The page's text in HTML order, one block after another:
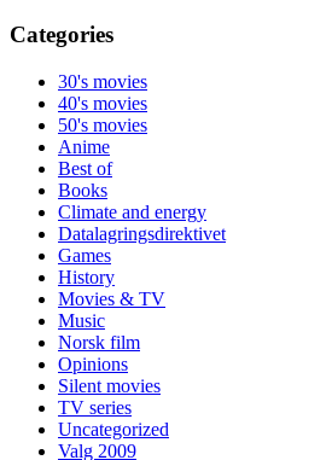
Categories
30's movies
40's movies
50's movies
Anime
Best of
Books
Climate and energy
Datalagringsdirektivet
Games
History
Movies & TV
Music
Norsk film
Opinions
Silent movies
TV series
Uncategorized
Valg 2009